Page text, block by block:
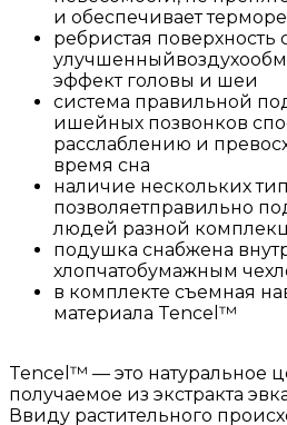
и обеспечивает
ребристая поверхность
эффект головы и шеи
система правильной
ишейных позвонков
расслаблению и
время сна
наличие нескольких
позволяетправильно
людей разной
подушка снабжена
хлопчатобумажным
в комплекте съемная
материала Tencel™
Tencel™ — это натуральное
получаемое из экстракта
Ввиду растительного